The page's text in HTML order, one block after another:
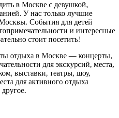
в Москве с девушкой,
У нас только лучшие
События для детей
и интересные
стоит посетить!
отдыха в Москве — концерты,
для экскурсий, места,
выставки, театры, шоу,
для активного отдыха